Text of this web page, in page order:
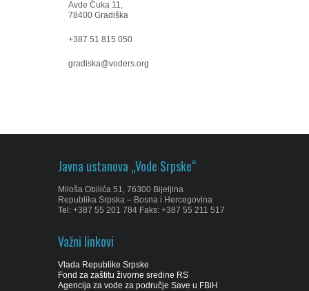
Avde Ćuka 11,
78400 Gradiška
+387 51 815 050
gradiska@voders.org
Javna ustanova „Vode Srpske“
Miloša Obilića 51, 76300 Bijeljina
Republika Srpska – Bosna i Hercegovina
Tel: +387 55 201 784 Faks: +387 55 211 517
Važni linkovi
Vlada Republike Srpske
Fond za zaštitu živorne sredine RS
Agencija za vode za područje Save u FBiH